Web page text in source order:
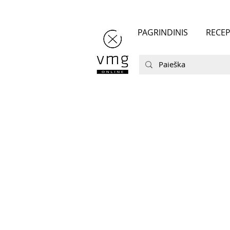
PAGRINDINIS